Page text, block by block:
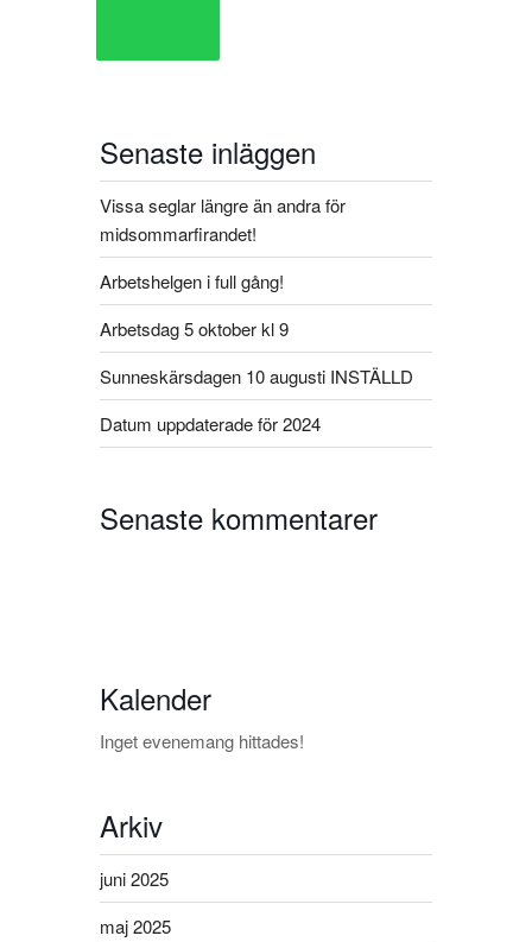
Senaste inläggen
Vissa seglar längre än andra för
midsommarfirandet!
Arbetshelgen i full gång!
Arbetsdag 5 oktober kl 9
Sunneskärsdagen 10 augusti INSTÄLLD​
Datum uppdaterade för 2024
Senaste kommentarer
Kalender
Inget evenemang hittades!
Arkiv
juni 2025
maj 2025